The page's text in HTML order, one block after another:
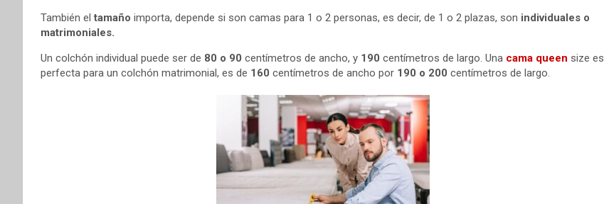
También eltamaño importa, depende si son camas para 1 o 2 personas, es decir, de 1 o 2 plazas, son individuales o
matrimoniales.
Un colchón individual puede ser de 80 o 90 centímetros de ancho, y 190 centímetros de largo. Una cama queen size es
perfecta para un colchón matrimonial, es de 160 centímetros de ancho por 190 o 200 centímetros de largo.